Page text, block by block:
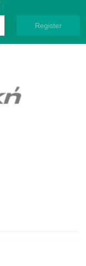
Register